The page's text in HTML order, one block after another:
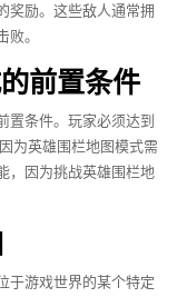
奖励。这些敌人通常拥
。
前置条件
置条件。玩家必须达到
为英雄围栏地图模式需
，因为挑战英雄围栏地
于游戏世界的某个特定